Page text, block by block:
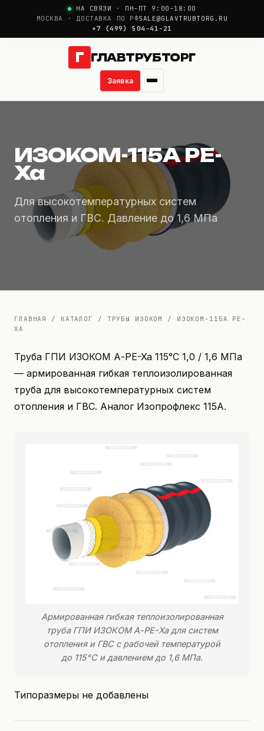
НА СВЯЗИ · ПН–ПТ 9:00–18:00
МОСКВА · ДОСТАВКА ПО РФSALE@GLAVTRUBTORG.RU
+7 (499) 504-41-21
Г ГЛАВТРУБТОРГ
Новости
Продукция
Заявка
ИЗОКОМ-115А PE-
Xa
Для высокотемпературных систем
отопления и ГВС. Давление до 1,6 МПа
ГЛАВНАЯ / КАТАЛОГ / ТРУБЫ ИЗОКОМ / ИЗОКОМ-115А PE-
XA
Труба ГПИ ИЗОКОМ А-PE-Xa 115°C 1,0 / 1,6 МПа
— армированная гибкая теплоизолированная
труба для высокотемпературных систем
отопления и ГВС. Аналог Изопрофлекс 115А.
Армированная гибкая теплоизолированная
труба ГПИ ИЗОКОМ А-PE-Xa для систем
отопления и ГВС с рабочей температурой
до 115°C и давлением до 1,6 МПа.
Типоразмеры не добавлены